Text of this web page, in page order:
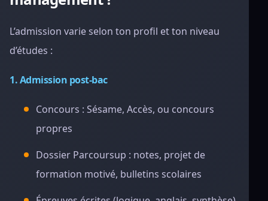
L’admission varie selon ton profil et ton niveau
d’études :
1. Admission post-bac
Concours : Sésame, Accès, ou concours
propres
Dossier Parcoursup : notes, projet de
formation motivé, bulletins scolaires